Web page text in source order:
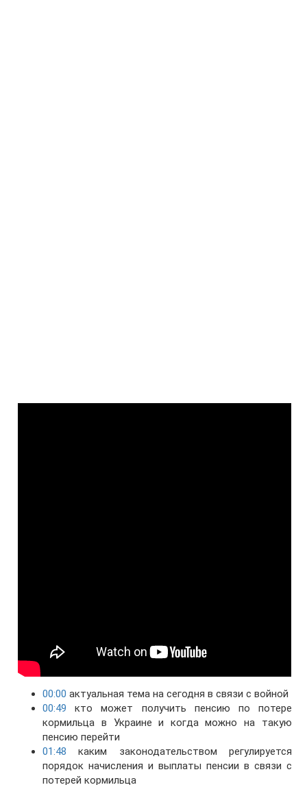
00:00 актуальная тема на сегодня в связи с войной
00:49 кто может получить пенсию по потере
кормильца в Украине и когда можно на такую
пенсию перейти
01:48 каким законодательством регулируется
порядок начисления и выплаты пенсии в связи с
потерей кормильца